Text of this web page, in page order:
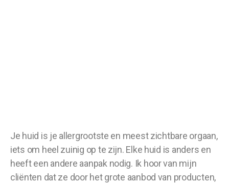
Je huid is je allergrootste en meest zichtbare orgaan,
iets om heel zuinig op te zijn. Elke huid is anders en
heeft een andere aanpak nodig. Ik hoor van mijn
cliënten dat ze door het grote aanbod van producten,